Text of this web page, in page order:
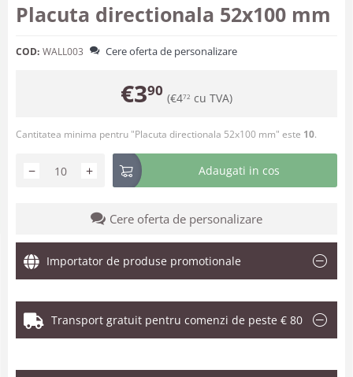
Placuta directionala 52x100 mm
COD: WALL003 Cere oferta de personalizare
€390 (€472 cu TVA)
Cantitatea minima pentru "Placuta directionala 52x100 mm" este 10.
+
− Adaugati in cos
Cere oferta de personalizare
Importator de produse promotionale
Transport gratuit pentru comenzi de peste € 80